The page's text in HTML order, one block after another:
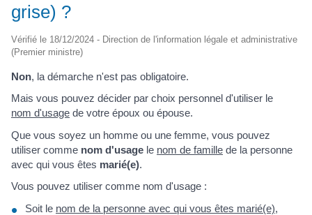
grise) ?
Vérifié le 18/12/2024 - Direction de l'information légale et administrative
(Premier ministre)
Non, la démarche n'est pas obligatoire.
Mais vous pouvez décider par choix personnel d'utiliser le
nom d'usage de votre époux ou épouse.
Que vous soyez un homme ou une femme, vous pouvez
utiliser comme nom d'usage le nom de famille de la personne
avec qui vous êtes marié(e).
Vous pouvez utiliser comme nom d'usage :
Soit le nom de la personne avec qui vous êtes marié(e),